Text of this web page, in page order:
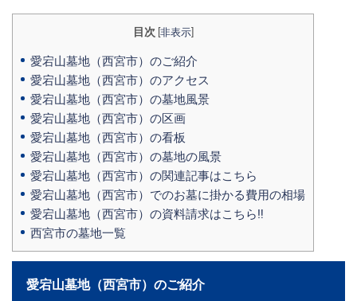
目次 非表示]
愛宕山墓地（西宮市）のご紹介
愛宕山墓地（西宮市）のアクセス
愛宕山墓地（西宮市）の墓地風景
愛宕山墓地（西宮市）の区画
愛宕山墓地（西宮市）の看板
愛宕山墓地（西宮市）の墓地の風景
愛宕山墓地（西宮市）の関連記事はこちら
愛宕山墓地（西宮市）でのお墓に掛かる費用の相場
愛宕山墓地（西宮市）の資料請求はこちら‼
西宮市の墓地一覧
愛宕山墓地（西宮市）のご紹介